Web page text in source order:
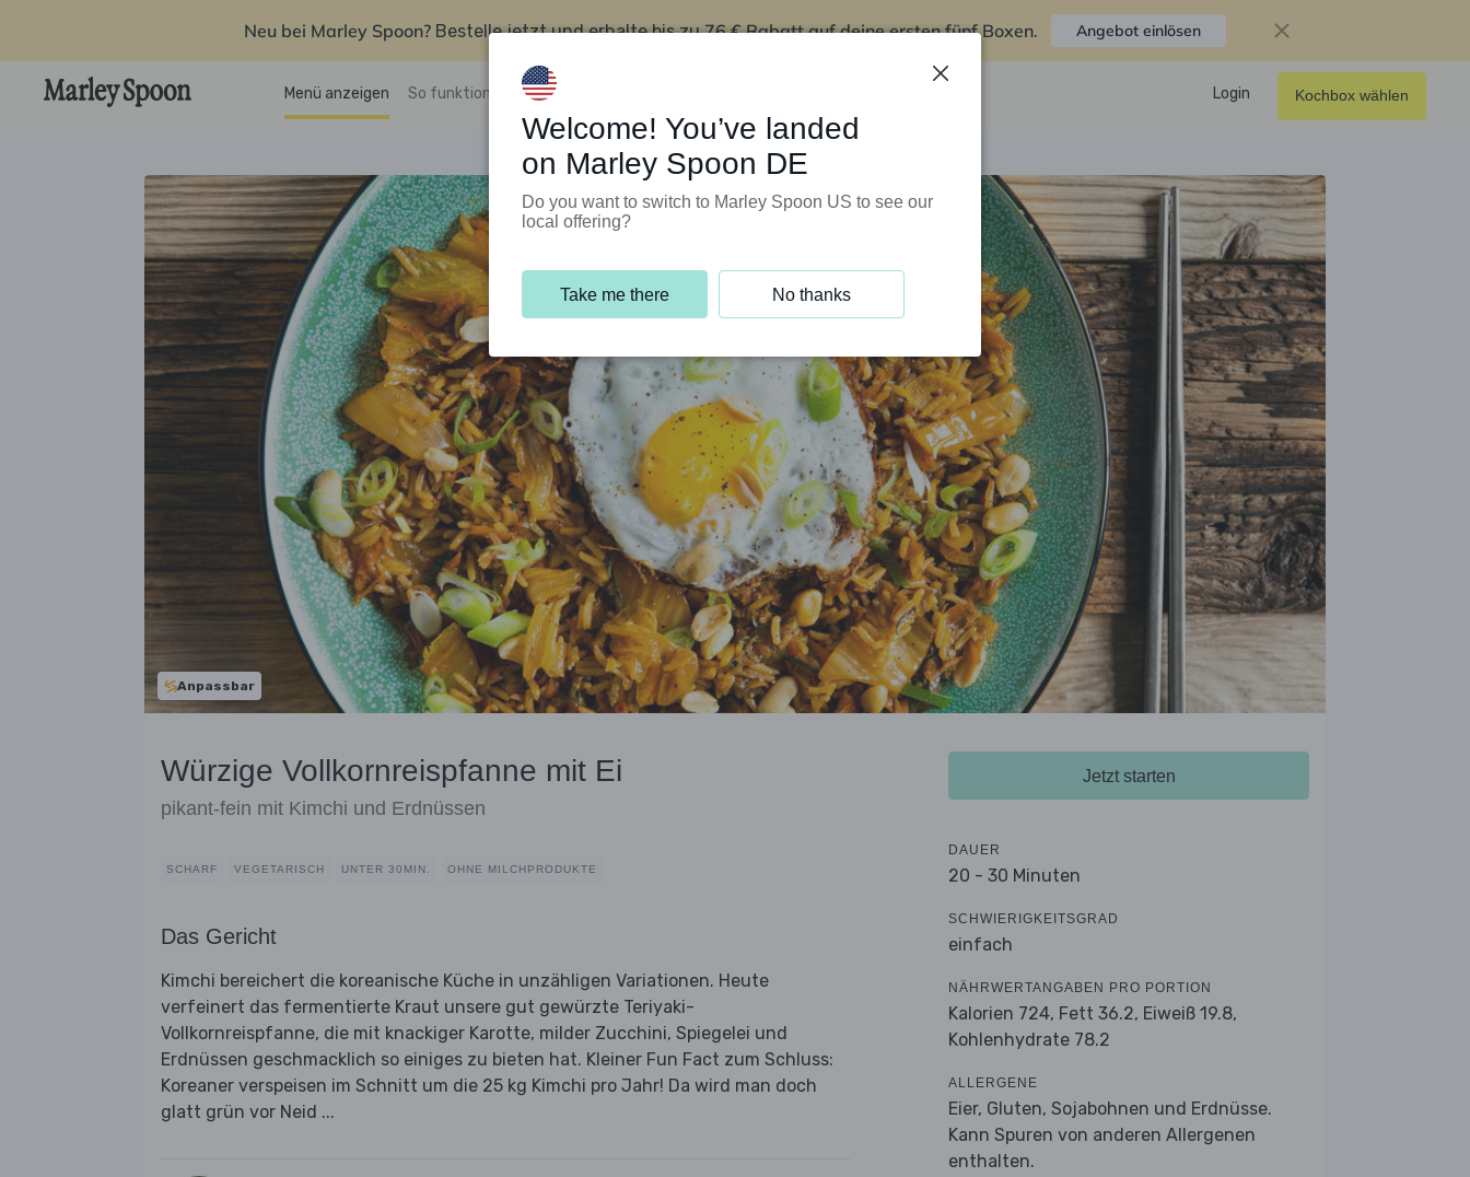
Neu bei Marley Spoon? Bestelle jetzt und erhalte bis zu76 € Rabatt auf deine ersten fünf Boxen. Angebot einlösen
Menü anzeigen So funktioniert’s Kundenservice Login Kochbox wählen
Anpassbar
Würzige Vollkornreispfanne mit Ei
pikant-fein mit Kimchi und Erdnüssen
SCHARF VEGETARISCH UNTER 30MIN. OHNE MILCHPRODUKTE
Das Gericht
Kimchi bereichert die koreanische Küche in unzähligen Variationen. Heute
verfeinert das fermentierte Kraut unsere gut gewürzte Teriyaki-
Vollkornreispfanne, die mit knackiger Karotte, milder Zucchini, Spiegelei und
Erdnüssen geschmacklich so einiges zu bieten hat. Kleiner Fun Fact zum Schluss:
Koreaner verspeisen im Schnitt um die 25 kg Kimchi pro Jahr! Da wird man doch
glatt grün vor Neid ...
Jetzt starten
DAUER
20 - 30 Minuten
SCHWIERIGKEITSGRAD
einfach
NÄHRWERTANGABEN PRO PORTION
Kalorien 724, Fett 36.2, Eiweiß 19.8,
Kohlenhydrate 78.2
ALLERGENE
Eier, Gluten, Sojabohnen und Erdnüsse.
Kann Spuren von anderen Allergenen
enthalten.
Welcome! You’ve landed
on Marley Spoon DE
Do you want to switch to Marley Spoon US to see our
local offering?
Take me there No thanks